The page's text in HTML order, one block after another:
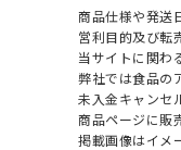
商品仕様や発送
営利目的及び転
当サイトに関わ
弊社では食品の
未入金キャンセ
商品ページに販
掲載画像はイメ